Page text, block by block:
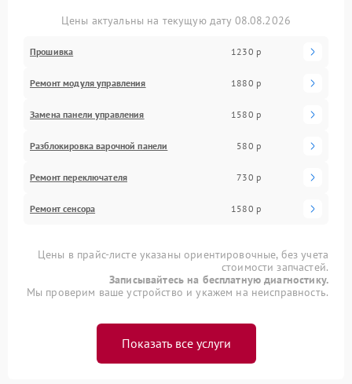
Цены актуальны на текущую дату 08.08.2026
Прошивка 1230 р
Ремонт модуля управления 1880 р
Замена панели управления 1580 р
Разблокировка варочной панели 580 р
Ремонт переключателя 730 р
Ремонт сенсора 1580 р
Цены в прайс-листе указаны ориентировочные, без учета
стоимости запчастей.
Записывайтесь на бесплатную диагностику.
Мы проверим ваше устройство и укажем на неисправность.
Показать все услуги